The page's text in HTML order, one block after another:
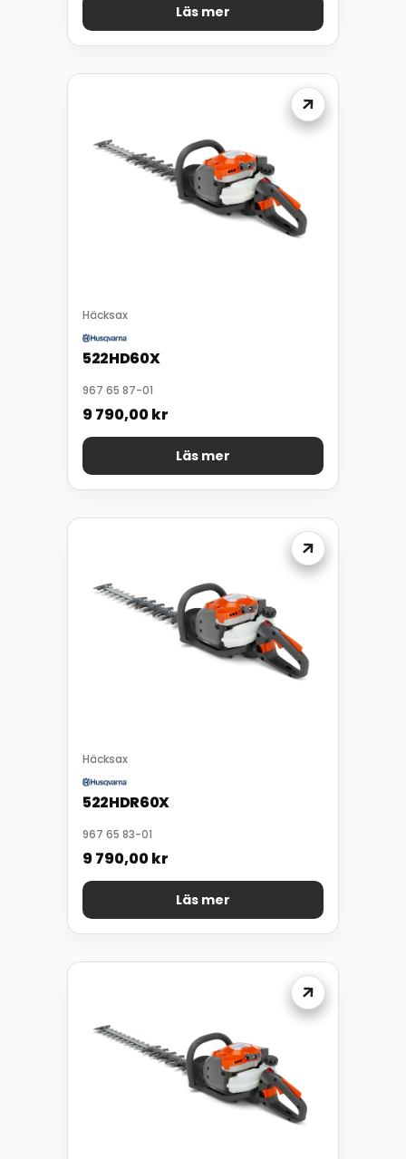
Läs mer
Häcksax
522HD60X
967 65 87-01
9 790,00kr
Läs mer
Häcksax
522HDR60X
967 65 83-01
9 790,00kr
Läs mer